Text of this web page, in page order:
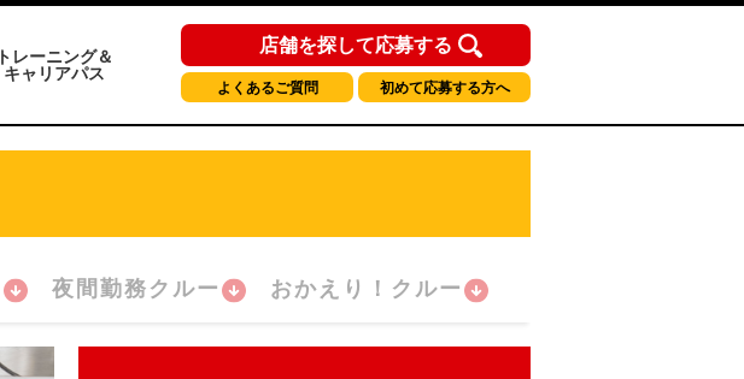
トレーニング＆
キャリアパス
店舗を探して応募する
よくあるご質問 初めて応募する方へ
夜間勤務クルー おかえり！クルー